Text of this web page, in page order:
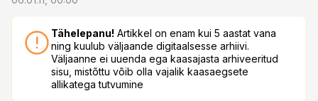
Tähelepanu! Artikkel on enam kui 5 aastat vana
ning kuulub väljaande digitaalsesse arhiivi.
Väljaanne ei uuenda ega kaasajasta arhiveeritud
sisu, mistõttu võib olla vajalik kaasaegsete
allikatega tutvumine